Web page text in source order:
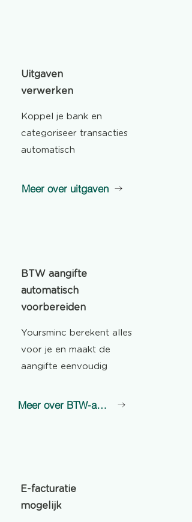
Uitgaven
verwerken
Koppel je bank en
categoriseer transacties
automatisch
Meer over uitgaven
BTW aangifte
automatisch
voorbereiden
Yoursminc berekent alles
voor je en maakt de
aangifte eenvoudig
Meer over BTW-aangifte
E-facturatie
mogelijk